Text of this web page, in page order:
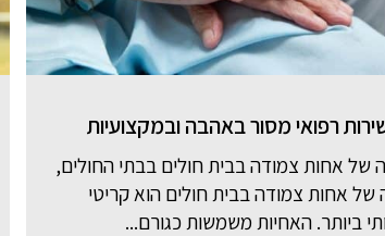
רפואי מסור באהבה ובמקצועיות
של אחות צמודה בבית חולים בבתי החולים,
של אחות צמודה בבית חולים הוא קריטי
ביותר. האחיות משמשות כגורם...